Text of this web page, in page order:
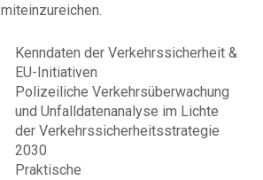
miteinzureichen.
Kenndaten der Verkehrssicherheit &
EU-Initiativen
Polizeiliche Verkehrsüberwachung
und Unfalldatenanalyse im Lichte
der Verkehrssicherheitsstrategie
2030
Praktische